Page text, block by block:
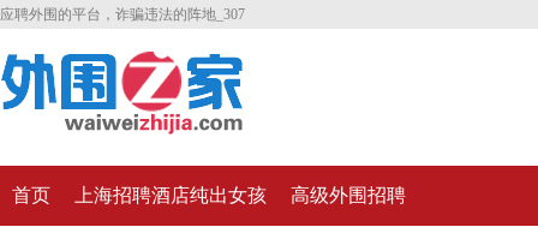
应聘外围的平台，诈骗违法的阵地_307
首页 上海招聘酒店纯出女孩 高级外围招聘